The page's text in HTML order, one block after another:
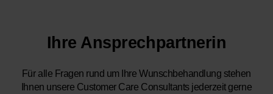
Ihre Ansprechpartnerin
Für alle Fragen rund um Ihre Wunschbehandlung stehen
Ihnen unsere Customer Care Consultants jederzeit gerne